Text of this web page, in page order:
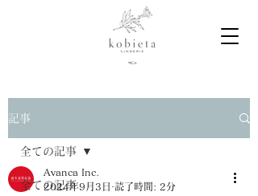
記事
全ての記事
全ての記事
Avanca Inc.
2024年9月3日 読了時間: 2分